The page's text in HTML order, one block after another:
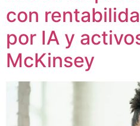
con
por IA y
McKinsey